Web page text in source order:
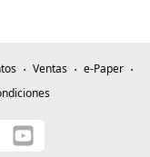
Ventas
e-Paper